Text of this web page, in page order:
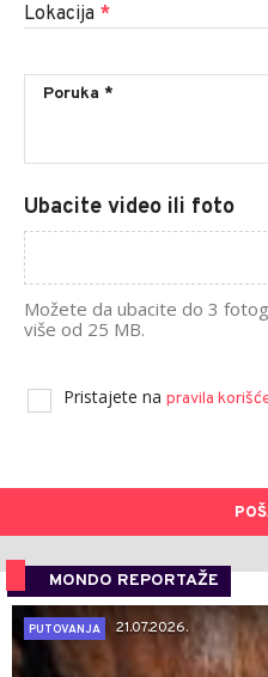
Lokacija *
Ubacite video ili foto
Možete da ubacite do 3
više od 25 MB.
Pristajete na pravila
MONDO REPORTAŽE
PUTOVANJA
21.07.2026.